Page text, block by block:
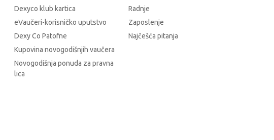
Dexyco klub kartica
eVaučeri-korisničko uputstvo
Dexy Co Patofne
Kupovina novogodišnjih vaučera
Novogodišnja ponuda za pravna
lica
Radnje
Zaposlenje
Najčešća pitanja